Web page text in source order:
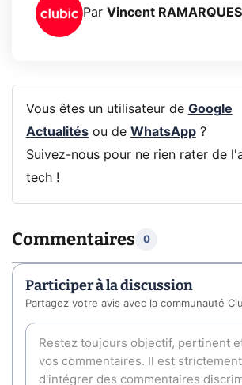
Par Vincent RAMARQUES
Vous êtes un utilisateur de Google
Actualitésou de WhatsApp?
Suivez-nous pour ne rien rater de
tech !
Commentaires 0
Participer à la discussion
Partagez votre avis avec la communauté